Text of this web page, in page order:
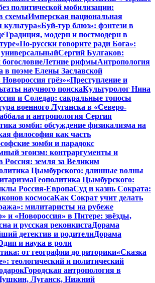
политической мобилизации:
схемыИмперская национальная
культура«Буй-тур блюз»: фэнтези в
Традиция, модерн и постмодерн в
«По-русски говорите ради Бога»:
Сергий Булгаков:
Летние рифмыАнтропология
в поэме Елены Заславской
грёз»«Преступление и
научного поискаКультуролог Нина
и Соледар: сакральные топосы
военного Луганска в «Северо-
и антропология Сергия
зомби: обсуждение физикализма на
философия как часть
зомби и парадокс
эгоизм: контраргументы и
Россия: земля за Великим
Цымбурского: длинные волны
Геополитика Цымбурского:
Россия-ЕвропаСуд и казнь Сократа:
космосаКак Сократ учит делать
милитаристы на рубеже
и «Новороссия» в Питере: звёзды,
и русская реконкистаДорама
детектив и родителиДорама
и наука в роли
от географии до риторики«Сказка
теологический и политический
Городская антропология в
Луганск, Нижний